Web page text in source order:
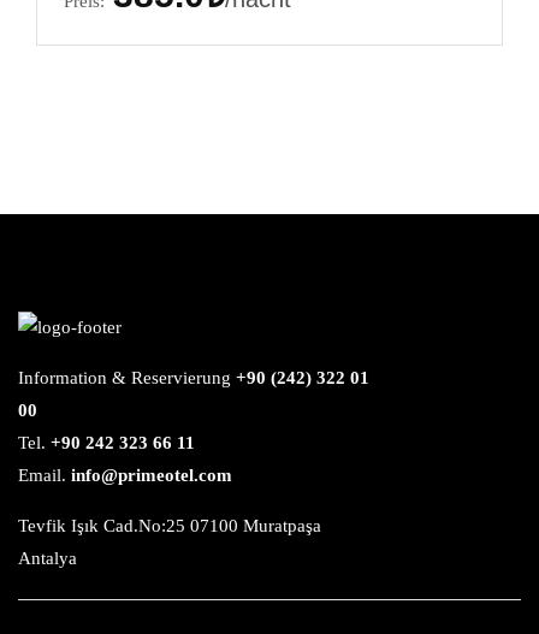
Information & Reservierung +90 (242) 322 01
00
Tel. +90 242 323 66 11
Email. info@primeotel.com
Tevfik Işık Cad.No:25 07100 Muratpaşa
Antalya